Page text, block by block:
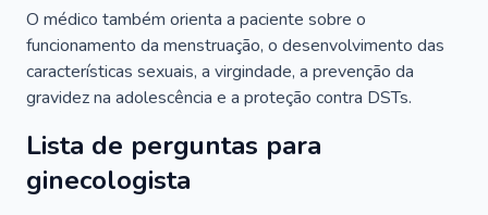
O médico também orienta a paciente sobre o
funcionamento da menstruação, o desenvolvimento das
características sexuais, a virgindade, a prevenção da
gravidez na adolescência e a proteção contra DSTs.
Lista de perguntas para
ginecologista